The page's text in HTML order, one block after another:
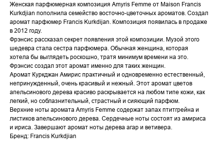
Женская парфюмерная композиция Amyris Femme от Maison Francis
Kurkdjian пополнила семейство восточно-цветочных ароматов. Создал
аромат парфюмер Francis Kurkdijan. Композиция появилась в продаже
в 2012 году.
Фрэнсис рассказал секрет появления этой композиции. Музой этого
шедевра стала сестра парфюмера. Обычная женщина, которая
хотела бы выглядеть роскошно, тратя минимум времени на это.
Фрэнсис создал этот аромат именно для таких женщин.
Аромат Куркджан Амирис практичный и одновременно естественный,
непринужденный, очень красивый и нежный. Этот аромат цветов
апельсинового дерева красиво раскрывается на любом типе кожи, как
легкий, но соблазнительный, страстный и сияющий парфюм.
Верхние ноты аромата Amyris Femme содержат запах птитгрейна и
листиков апельсинового дерева. Сердечные ноты состоят из амириса
и ириса. Завершают аромат ноты дерева агар и ветивера.
Бренд: Francis Kurkdjian